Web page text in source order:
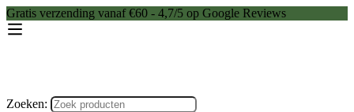
Gratis verzending vanaf €60 - 4,7/5 op Google Reviews
Zoeken: